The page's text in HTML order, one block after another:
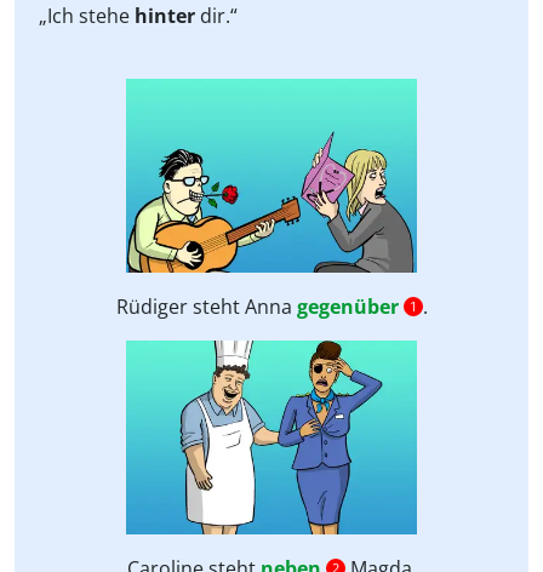
„Ich stehe hinter dir.“
Rüdiger steht Anna gegenüber 1 .
2